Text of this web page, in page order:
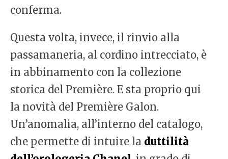
conferma.
Questa volta, invece, il rinvio alla
passamaneria, al cordino intrecciato, è
in abbinamento con la collezione
storica del Première. E sta proprio qui
la novità del Première Galon.
Un’anomalia, all’interno del catalogo,
che permette di intuire la duttilità